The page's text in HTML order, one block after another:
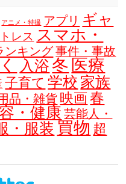
アニメ・特撮 アプリ ギャ
レス スマホ・
ンキング事件・事故
入浴 冬 医療
子育て 学校 家族
品・雑貨 映画 春
・健康 芸能人・
・服装 買物 超